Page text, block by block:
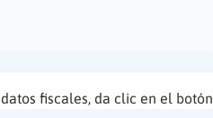
fiscales, da clic en el botón